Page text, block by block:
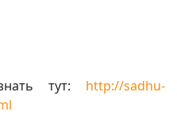
тут: http://sadhu-